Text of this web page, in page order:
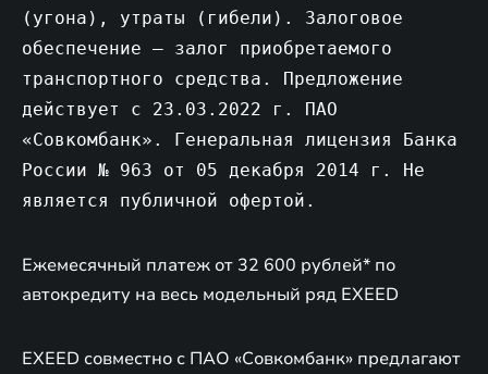
(угона), утраты (гибели). Залоговое
обеспечение – залог приобретаемого
транспортного средства. Предложение
действует c 23.03.2022 г. ПАО
«Совкомбанк». Генеральная лицензия Банка
России № 963 от 05 декабря 2014 г. Не
является публичной офертой.
Ежемесячный платеж от 32 600 рублей* по
автокредиту на весь модельный ряд EXEED
EXEED совместно с ПАО «Совкомбанк» предлагают